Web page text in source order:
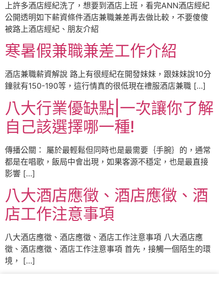
上許多酒店經紀洗了，想要到酒店上班，看完ANN酒店經紀
公開透明如下薪資條件酒店兼職兼差再去做比較，不要傻傻
被路上酒店經紀、朋友介紹
寒暑假兼職兼差工作介紹
酒店兼職薪資解說 路上有很經紀在開發妹妹，跟妹妹說10分
鐘就有150-190等，這行情真的很低現在禮服酒店兼職 […]
八大行業優缺點|一次讓你了解
自己該選擇哪一種!
傳播公關： 屬於最輕鬆但同時也是最需要｛手腕｝的，通常
都是在唱歌，飯局中會出現，如果客源不穩定，也是最直接
影響 […]
八大酒店應徵、酒店應徵、酒
店工作注意事項
八大酒店應徵、酒店應徵、酒店工作注意事項 八大酒店應
徵、酒店應徵、酒店工作注意事項 首先，接觸一個陌生的環
境， […]